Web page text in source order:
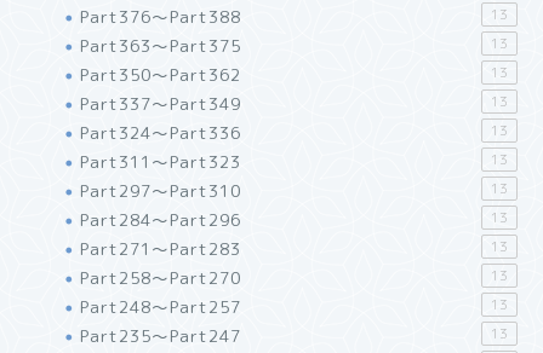
Part376～Part388 13
Part363～Part375 13
Part350～Part362 13
Part337～Part349 13
Part324～Part336 13
Part311～Part323 13
Part297～Part310 13
Part284～Part296 13
Part271～Part283 13
Part258～Part270 13
Part248～Part257 13
Part235～Part247 13